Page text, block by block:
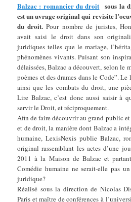
Balzac : romancier du droit sous la
est un uvrage original qui revisite
du droit.Pour nombre de juristes,
avait saisi le droit dans son
juridiques telles que le mariage,
phénomènes vivants. Puisant son
délaissées, Balzac a découvert, selon le
poèmes et des drames dans le Code”.
ainsi que les combats du droit, une
Lire Balzac, c’est donc aussi saisir à
servir le Droit, et réciproquement.
Afin de faire découvrir au grand public
et de droit, la manière dont Balzac a
humaine, LexisNexis publie Balzac,
original rassemblant les actes d’une
2011 à la Maison de Balzac et
Comédie humaine ne serait-elle pas
juridique?
Réalisé sous la direction de Nicolas
Paris et maître de conférences à